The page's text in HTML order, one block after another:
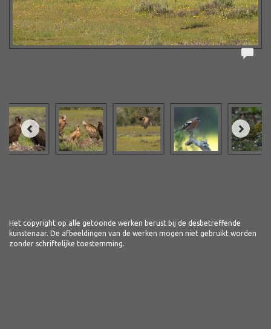
Het copyright op alle getoonde werken berust bij de desbetreffende
kunstenaar. De afbeeldingen van de werken mogen niet gebruikt worden
zonder schriftelijke toestemming.